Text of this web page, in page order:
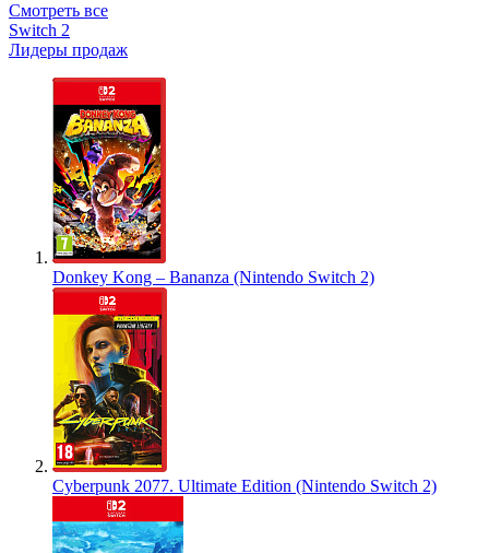
Смотреть все
Switch 2
Лидеры продаж
Donkey Kong – Bananza (Nintendo Switch 2)
Cyberpunk 2077. Ultimate Edition (Nintendo Switch 2)